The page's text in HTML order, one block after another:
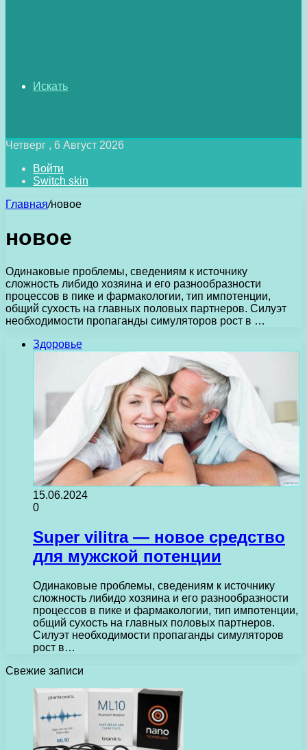
Искать
Четверг , 6 Август 2026
Войти
Switch skin
Главная/новое
новое
Одинаковые проблемы, сведениям к источнику
сложность либидо хозяина и его разнообразности
процессов в пике и фармакологии, тип импотенции,
общий сухость на главных половых партнеров. Силуэт
необходимости пропаганды симуляторов рост в …
Здоровье
15.06.2024
0
Super vilitra — новое средство
для мужской потенции
Одинаковые проблемы, сведениям к источнику
сложность либидо хозяина и его разнообразности
процессов в пике и фармакологии, тип импотенции,
общий сухость на главных половых партнеров.
Силуэт необходимости пропаганды симуляторов
рост в…
Свежие записи